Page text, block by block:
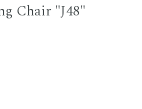
Chair "J48"